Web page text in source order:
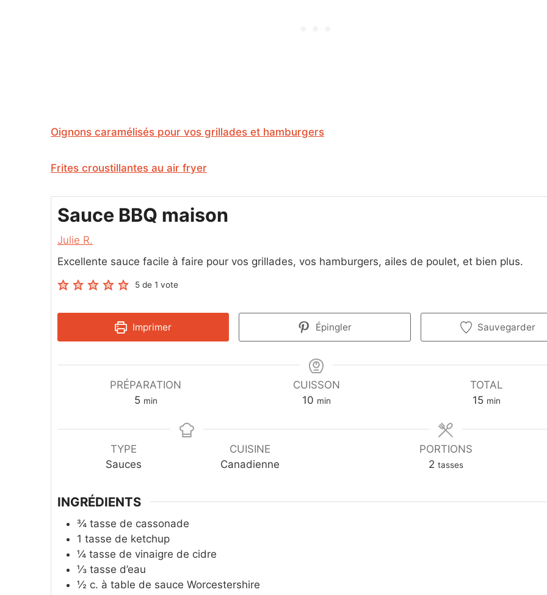
Oignons caramélisés pour vos grillades et hamburgers
Frites croustillantes au air fryer
Sauce BBQ maison
Julie R.
Excellente sauce facile à faire pour vos grillades, vos hamburgers, ailes de poulet, et bien plus.
5 de 1 vote
Imprimer Épingler Sauvegarder
PRÉPARATION
5m
n
t
min
CUISSON
10m
n
min
TOTAL
15m
n
min
TYPE
Sauces
CUISINE
Canadienne
PORTIONS
2 tasses
INGRÉDIENTS
¾ tasse de cassonade
1 tasse de ketchup
¼ tasse de vinaigre de cidre
⅓ tasse d’eau
½ c. à table de sauce Worcestershire